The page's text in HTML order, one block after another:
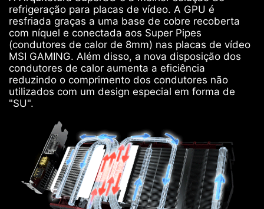
refrigeração para placas de vídeo. A GPU é
resfriada graças a uma base de cobre recoberta
com níquel e conectada aos Super Pipes
(condutores de calor de 8mm) nas placas de vídeo
MSI GAMING. Além disso, a nova disposição dos
condutores de calor aumenta a eficiência
reduzindo o comprimento dos condutores não
utilizados com um design especial em forma de
"SU".